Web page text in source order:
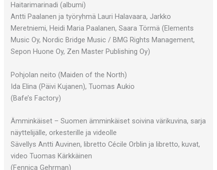
Haitarimarinadi (albumi)
Antti Paalanen ja työryhmä Lauri Halavaara, Jarkko
Meretniemi, Heidi Maria Paalanen, Saara Törmä (Elements
Music Oy, Nordic Bridge Music / BMG Rights Management,
Sepon Huone Oy, Zen Master Publishing Oy)
Pohjolan neito (Maiden of the North)
Ida Elina (Päivi Kujanen), Tuomas Aukio
(Bafe’s Factory)
Ämminkäiset – Suomen ämminkäiset soivina värikuvina, sarja
näyttelijälle, orkesterille ja videolle
Sävellys Antti Auvinen, libretto Cécile Orblin ja libretto, kuvat,
video Tuomas Kärkkäinen
(Fennica Gehrman)